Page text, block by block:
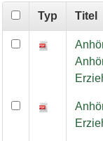
Downloads
Typ Titel